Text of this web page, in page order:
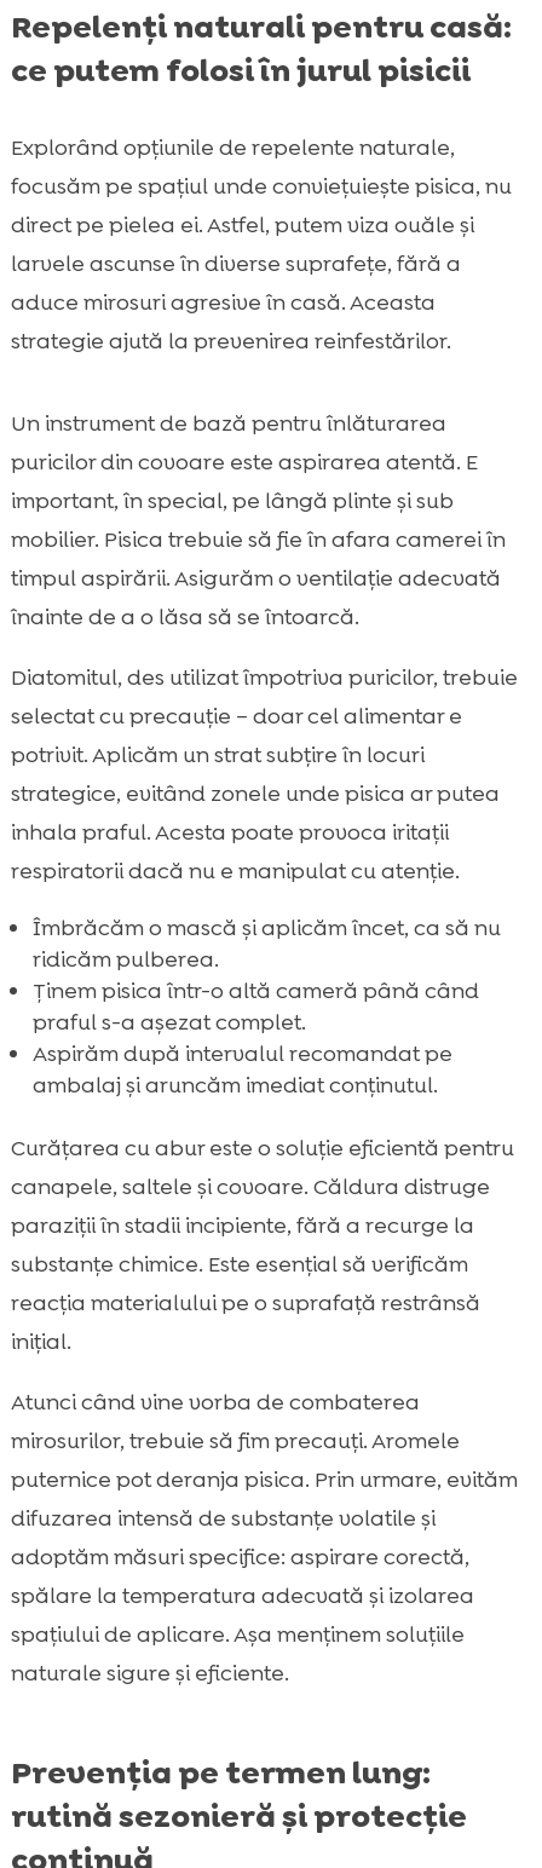
Repelenți naturali pentru casă:
ce putem folosi în jurul pisicii
Explorând opțiunile de repelente naturale,
focusăm pe spațiul unde conviețuiește pisica, nu
direct pe pielea ei. Astfel, putem viza ouăle și
larvele ascunse în diverse suprafețe, fără a
aduce mirosuri agresive în casă. Aceasta
strategie ajută la prevenirea reinfestărilor.
Un instrument de bază pentru înlăturarea
puricilor din covoare este aspirarea atentă. E
important, în special, pe lângă plinte și sub
mobilier. Pisica trebuie să fie în afara camerei în
timpul aspirării. Asigurăm o ventilație adecvată
înainte de a o lăsa să se întoarcă.
Diatomitul, des utilizat împotriva puricilor, trebuie
selectat cu precauție – doar cel alimentar e
potrivit. Aplicăm un strat subțire în locuri
strategice, evitând zonele unde pisica ar putea
inhala praful. Acesta poate provoca iritații
respiratorii dacă nu e manipulat cu atenție.
Îmbrăcăm o mască și aplicăm încet, ca să nu
ridicăm pulberea.
Ținem pisica într-o altă cameră până când
praful s-a așezat complet.
Aspirăm după intervalul recomandat pe
ambalaj și aruncăm imediat conținutul.
Curățarea cu abur este o soluție eficientă pentru
canapele, saltele și covoare. Căldura distruge
paraziții în stadii incipiente, fără a recurge la
substanțe chimice. Este esențial să verificăm
reacția materialului pe o suprafață restrânsă
inițial.
Atunci când vine vorba de combaterea
mirosurilor, trebuie să fim precauți. Aromele
puternice pot deranja pisica. Prin urmare, evităm
difuzarea intensă de substanțe volatile și
adoptăm măsuri specifice: aspirare corectă,
spălare la temperatura adecvată și izolarea
spațiului de aplicare. Așa menținem soluțiile
naturale sigure și eficiente.
Prevenția pe termen lung:
rutină sezonieră și protecție
continuă